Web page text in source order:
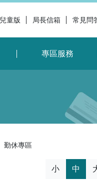
兒童版 局長信箱 常見問
專區服務
勤休專區
小 中